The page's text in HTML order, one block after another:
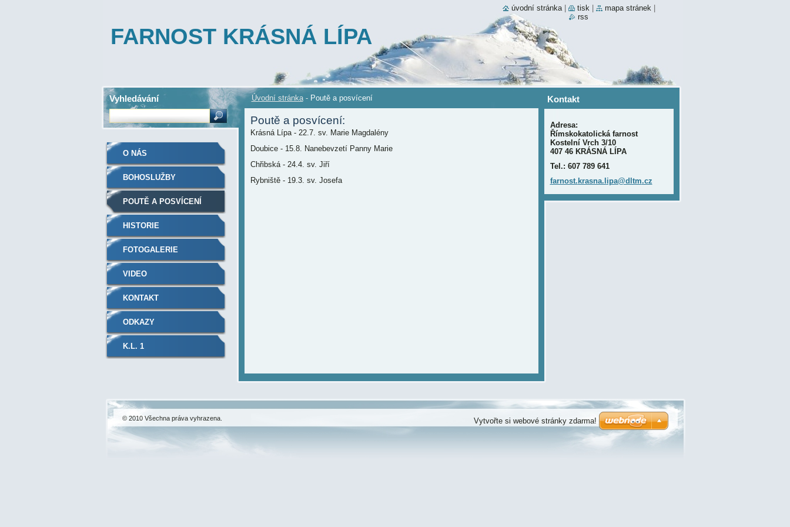
FARNOST KRÁSNÁ LÍPA
Úvodní stránka - Poutě a posvícení
Poutě a posvícení:
Krásná Lípa - 22.7. sv. Marie Magdalény
Doubice - 15.8. Nanebevzetí Panny Marie
Chřibská - 24.4. sv. Jiří
Rybniště - 19.3. sv. Josefa
O NÁS
BOHOSLUŽBY
POUTĚ A POSVÍCENÍ
HISTORIE
FOTOGALERIE
VIDEO
KONTAKT
ODKAZY
K.L. 1
Kontakt
Adresa:
Římskokatolická farnost
Kostelní Vrch 3/10
407 46 KRÁSNÁ LÍPA
Tel.: 607 789 641
farnost. krasna.l ipa@dltm.cz
Vyhledávání
úvodní stránka tisk mapa stránek
rss
© 2010 Všechna práva vyhrazena. Vytvořte si webové stránky zdarma!